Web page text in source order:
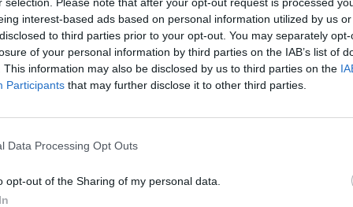
interest-based ads based on personal information utilized by us
to third parties prior to your opt-out. You may separately
of your personal information by third parties on the IAB’s list of
This information may also be disclosed by us to third parties on the
Participants that may further disclose it to other third parties.
Data Processing Opt Outs
opt-out of the Sharing of my personal data.
Il consensus degli analisti era
stabili a 3,6 miliardi
nette a 2,5 miliardi (+3,1%),
ammonta a 476 milioni
2025.
miliardi (+0,7%), con
80 punti base di benefici attesi